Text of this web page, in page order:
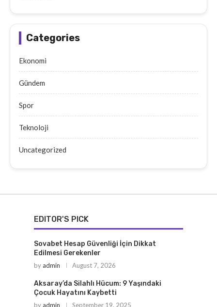
Categories
Ekonomi
Gündem
Spor
Teknoloji
Uncategorized
EDITOR'S PICK
Sovabet Hesap Güvenliği İçin Dikkat
Edilmesi Gerekenler
byadmin August 7, 2026
Aksaray’da Silahlı Hücum: 9 Yaşındaki
Çocuk Hayatını Kaybetti
byadmin September 19, 2025